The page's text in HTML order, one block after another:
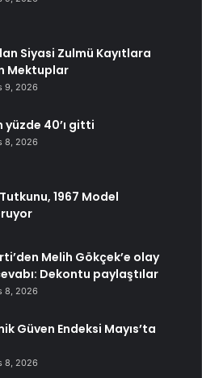
Siyasi Zulmü Kayıtlara
Mektuplar
9, 2026
yüzde 40’ı gitti
8, 2026
1967 Model
Melih Gökçek’e olay
Dekontu paylaştılar
8, 2026
Güven Endeksi Mayıs’ta
8, 2026